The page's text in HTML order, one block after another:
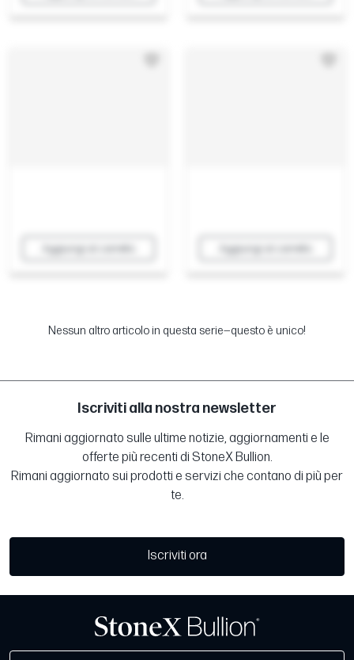
Aggiungi al carrello Aggiungi al carrello
Nessun altro articolo in questa serie—questo è unico!
Iscriviti alla nostra newsletter
Rimani aggiornato sulle ultime notizie, aggiornamenti e le
offerte più recenti di StoneX Bullion.
Rimani aggiornato sui prodotti e servizi che contano di più per
te.
Iscriviti ora